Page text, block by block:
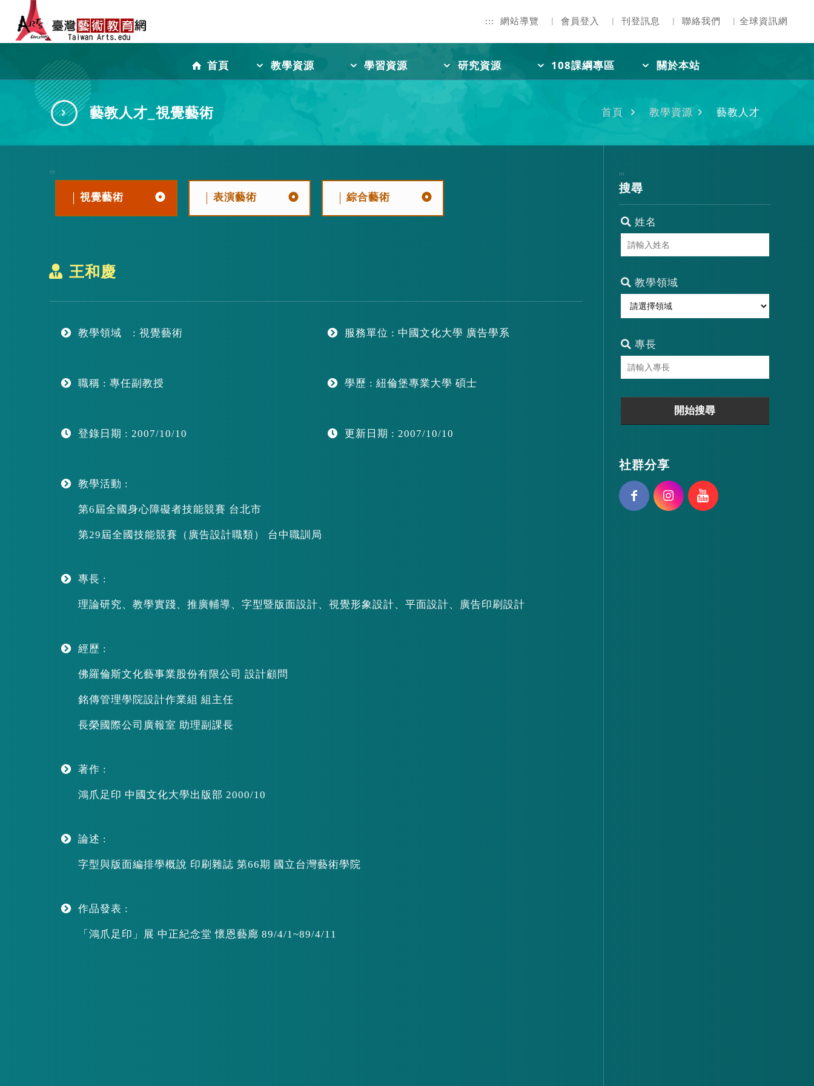
主
要
內
::: 網站導覽 會員登入 刊登訊息 聯絡我們 全球資訊網
首頁 教學資源 學習資源 研究資源 108課綱專區 關於本站
藝教人才_視覺藝術 首頁 教學資源 藝教人才
:::
視覺藝術 表演藝術 綜合藝術
王和慶
教學領域 : 視覺藝術 服務單位 : 中國文化大學 廣告學系
職稱 : 專任副教授 學歷 : 紐倫堡專業大學 碩士
登錄日期 : 2007/10/10 更新日期 : 2007/10/10
教學活動 :
第6屆全國身心障礙者技能競賽 台北市
第29屆全國技能競賽（廣告設計職類） 台中職訓局
專長 :
理論研究、教學實踐、推廣輔導、字型暨版面設計、視覺形象設計、平面設計、廣告印刷設計
經歷 :
佛羅倫斯文化藝事業股份有限公司 設計顧問
銘傳管理學院設計作業組 組主任
長榮國際公司廣報室 助理副課長
著作 :
鴻爪足印 中國文化大學出版部 2000/10
論述 :
字型與版面編排學概說 印刷雜誌 第66期 國立台灣藝術學院
作品發表 :
「鴻爪足印」展 中正紀念堂 懷恩藝廊 89/4/1~89/4/11
:::
搜尋
姓名
教學領域
專長
社群分享